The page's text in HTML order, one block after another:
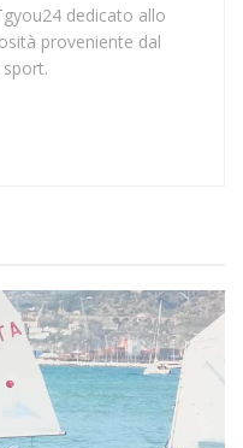
dedicato allo
proveniente dal